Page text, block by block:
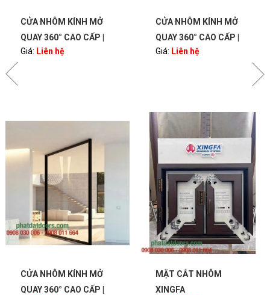
CỬA NHÔM KÍNH MỞ
QUAY 360° CAO CẤP |
BẢN LỀ PIVOT – SANG
Giá: Liên hệ
CỬA NHÔM KÍNH MỞ
QUAY 360° CAO CẤP |
CỬA NHÔM KÍNH MỞ
QUAY 360° CAO CẤP |
BẢN LỀ PIVOT – SANG
Giá: Liên hệ
MẶT CẮT NHÔM
XINGFA